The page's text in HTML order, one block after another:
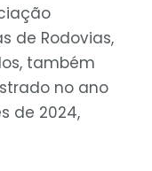
de Rodovias,
também
no ano
de 2024,